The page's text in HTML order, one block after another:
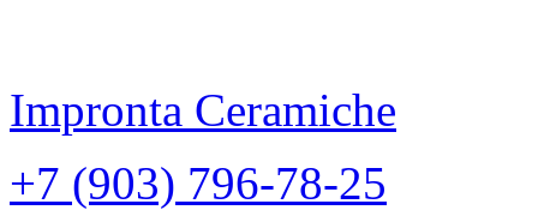
Impronta Ceramiche
+7 (903) 796-78-25